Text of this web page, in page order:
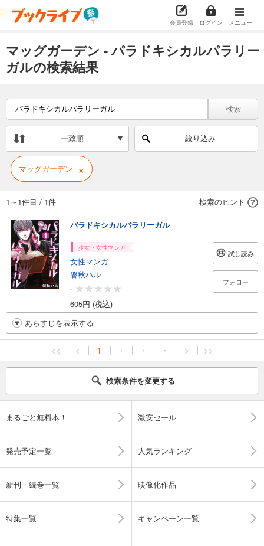
会員登録 ログイン メニュー
マッグガーデン - パラドキシカルパラリー
ガルの検索結果
検索
一致順 絞り込み
マッグガーデン ×
1～1件目 / 1件 検索のヒント
パラドキシカルパラリーガル
少女・女性マンガ
女性マンガ
磐秋ハル
-
605円 (税込)
試し読み
フォロー
あらすじを表示する
<< < 1 ・ ・ ・ > >>
検索条件を変更する
まるごと無料本！ 激安セール
発売予定一覧 人気ランキング
新刊・続巻一覧 映像化作品
特集一覧 キャンペーン一覧